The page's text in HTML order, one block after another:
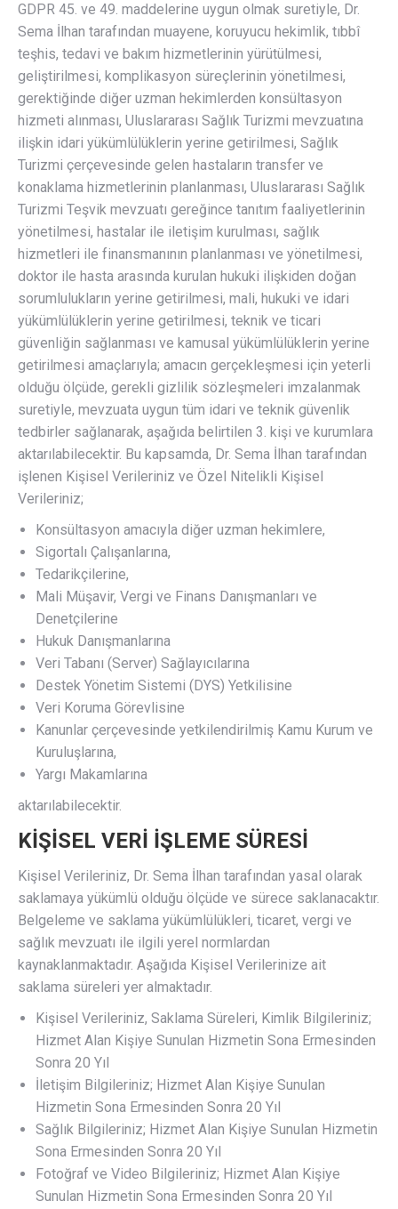
GDPR 45. ve 49. maddelerine uygun olmak suretiyle, Dr.
Sema İlhan tarafından muayene, koruyucu hekimlik, tıbbî
teşhis, tedavi ve bakım hizmetlerinin yürütülmesi,
geliştirilmesi, komplikasyon süreçlerinin yönetilmesi,
gerektiğinde diğer uzman hekimlerden konsültasyon
hizmeti alınması, Uluslararası Sağlık Turizmi mevzuatına
ilişkin idari yükümlülüklerin yerine getirilmesi, Sağlık
Turizmi çerçevesinde gelen hastaların transfer ve
konaklama hizmetlerinin planlanması, Uluslararası Sağlık
Turizmi Teşvik mevzuatı gereğince tanıtım faaliyetlerinin
yönetilmesi, hastalar ile iletişim kurulması, sağlık
hizmetleri ile finansmanının planlanması ve yönetilmesi,
doktor ile hasta arasında kurulan hukuki ilişkiden doğan
sorumlulukların yerine getirilmesi, mali, hukuki ve idari
yükümlülüklerin yerine getirilmesi, teknik ve ticari
güvenliğin sağlanması ve kamusal yükümlülüklerin yerine
getirilmesi amaçlarıyla; amacın gerçekleşmesi için yeterli
olduğu ölçüde, gerekli gizlilik sözleşmeleri imzalanmak
suretiyle, mevzuata uygun tüm idari ve teknik güvenlik
tedbirler sağlanarak, aşağıda belirtilen 3. kişi ve kurumlara
aktarılabilecektir. Bu kapsamda, Dr. Sema İlhan tarafından
işlenen Kişisel Verileriniz ve Özel Nitelikli Kişisel
Verileriniz;
Konsültasyon amacıyla diğer uzman hekimlere,
Sigortalı Çalışanlarına,
Tedarikçilerine,
Mali Müşavir, Vergi ve Finans Danışmanları ve
Denetçilerine
Hukuk Danışmanlarına
Veri Tabanı (Server) Sağlayıcılarına
Destek Yönetim Sistemi (DYS) Yetkilisine
Veri Koruma Görevlisine
Kanunlar çerçevesinde yetkilendirilmiş Kamu Kurum ve
Kuruluşlarına,
Yargı Makamlarına
aktarılabilecektir.
KİŞİSEL VERİ İŞLEME SÜRESİ
Kişisel Verileriniz, Dr. Sema İlhan tarafından yasal olarak
saklamaya yükümlü olduğu ölçüde ve sürece saklanacaktır.
Belgeleme ve saklama yükümlülükleri, ticaret, vergi ve
sağlık mevzuatı ile ilgili yerel normlardan
kaynaklanmaktadır. Aşağıda Kişisel Verilerinize ait
saklama süreleri yer almaktadır.
Kişisel Verileriniz, Saklama Süreleri, Kimlik Bilgileriniz;
Hizmet Alan Kişiye Sunulan Hizmetin Sona Ermesinden
Sonra 20 Yıl
İletişim Bilgileriniz; Hizmet Alan Kişiye Sunulan
Hizmetin Sona Ermesinden Sonra 20 Yıl
Sağlık Bilgileriniz; Hizmet Alan Kişiye Sunulan Hizmetin
Sona Ermesinden Sonra 20 Yıl
Fotoğraf ve Video Bilgileriniz; Hizmet Alan Kişiye
Sunulan Hizmetin Sona Ermesinden Sonra 20 Yıl